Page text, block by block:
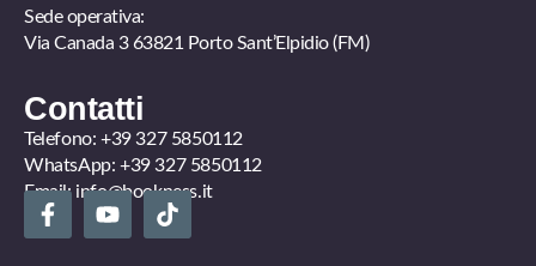
Sede operativa:
Via Canada 3 63821 Porto Sant’Elpidio (FM)
Contatti
Telefono: +39 327 5850112
WhatsApp: +39 327 5850112
Email:info@bookness.it